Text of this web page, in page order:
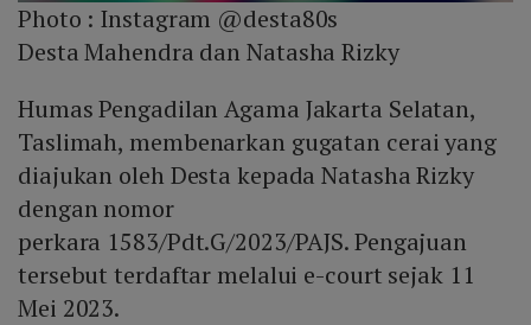
Photo : Instagram @desta80s
Desta Mahendra dan Natasha Rizky
Humas Pengadilan Agama Jakarta Selatan,
Taslimah, membenarkan gugatan cerai yang
diajukan oleh Desta kepada Natasha Rizky
dengan nomor
perkara 1583/Pdt.G/2023/PAJS. Pengajuan
tersebut terdaftar melalui e-court sejak 11
Mei 2023.